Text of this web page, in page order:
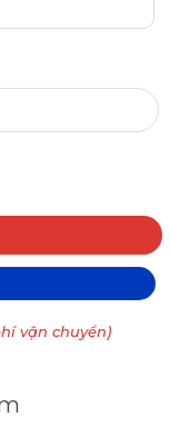
vận chuyển)